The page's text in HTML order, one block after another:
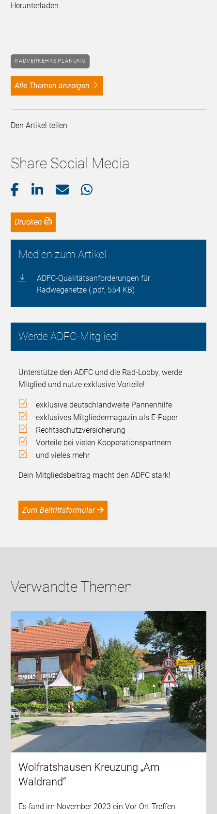
Herunterladen.
RADVERKEHRSPLANUNG
alle Themen anzeigen
Den Artikel teilen
Share Social Media
Drucken
Medien zum Artikel
ADFC-Qualitätsanforderungen für
Radwegenetze (.pdf, 554 KB)
Werde ADFC-Mitglied!
Unterstütze den ADFC und die Rad-Lobby, werde
Mitglied und nutze exklusive Vorteile!
exklusive deutschlandweite Pannenhilfe
exklusives Mitgliedermagazin als E-Paper
Rechtsschutzversicherung
Vorteile bei vielen Kooperationspartnern
und vieles mehr
Dein Mitgliedsbeitrag macht den ADFC stark!
Zum Beitrittsformular
Verwandte Themen
Wolfratshausen Kreuzung „Am
Waldrand“
Es fand im November 2023 ein Vor-Ort-Treffen